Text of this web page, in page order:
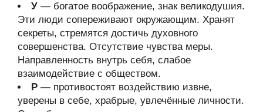
У — богатое воображение, знак великодушия.
Эти люди сопереживают окружающим. Хранят
секреты, стремятся достичь духовного
совершенства. Отсутствие чувства меры.
Направленность внутрь себя, слабое
взаимодействие с обществом.
Р — противостоят воздействию извне,
уверены в себе, храбрые, увлечённые личности.